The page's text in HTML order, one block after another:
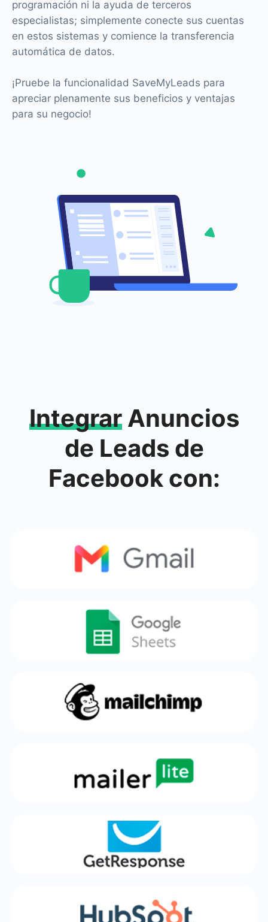
programación ni la ayuda de terceros
especialistas; simplemente conecte sus cuentas
en estos sistemas y comience la transferencia
automática de datos.
¡Pruebe la funcionalidad SaveMyLeads para
apreciar plenamente sus beneficios y ventajas
para su negocio!
IntegrarAnuncios
de Leads de
Facebook con: